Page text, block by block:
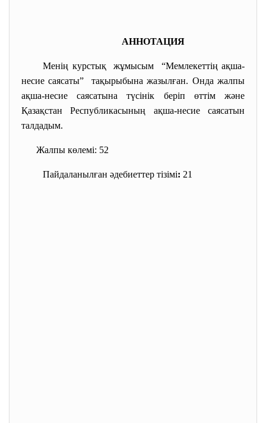
АННОТАЦИЯ
Менің курстық жұмысым “Мемлекеттің ақша-
несие саясаты” тақырыбына жазылған. Онда жалпы
ақша-несие саясатына түсінік беріп өттім және
Қазақстан Республикасының ақша-несие саясатын
талдадым.
Жалпы көлемі: 52
Пайдаланылған әдебиеттер тізімі: 21